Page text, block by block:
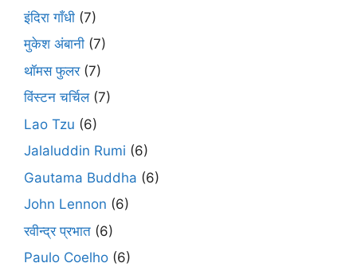
इंदिरा गाँधी (7)
मुकेश अंबानी (7)
थॉमस फुलर(7)
विंस्टन चर्चिल(7)
Lao Tzu (6)
Jalaluddin Rumi (6)
Gautama Buddha (6)
John Lennon (6)
रवीन्द्र प्रभात (6)
Paulo Coelho (6)